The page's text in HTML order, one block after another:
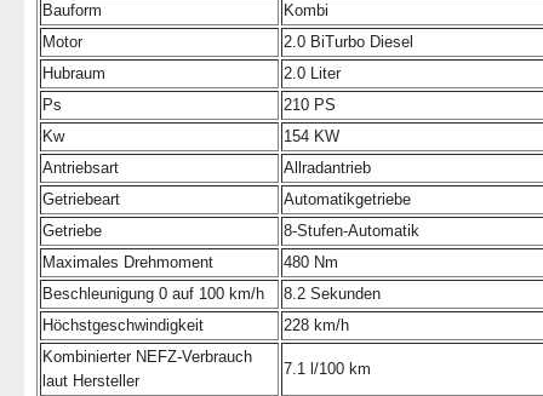
Bauform
Kombi
Motor
2.0 BiTurbo Diesel
Hubraum
2.0 Liter
Ps
210 PS
Kw
154 KW
Antriebsart
Allradantrieb
Getriebeart
Automatikgetriebe
Getriebe
8-Stufen-Automatik
Maximales Drehmoment
480 Nm
Beschleunigung 0 auf 100 km/h
8.2 Sekunden
Höchstgeschwindigkeit
228 km/h
Kombinierter NEFZ-Verbrauch
laut Hersteller
7.1 l/100 km